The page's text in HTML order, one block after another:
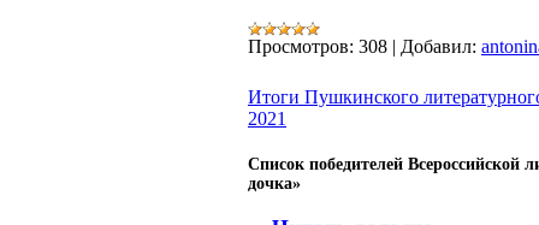
Просмотров: 308 | Добавил:
Итоги Пушкинского
2021
Список победителей
дочка»